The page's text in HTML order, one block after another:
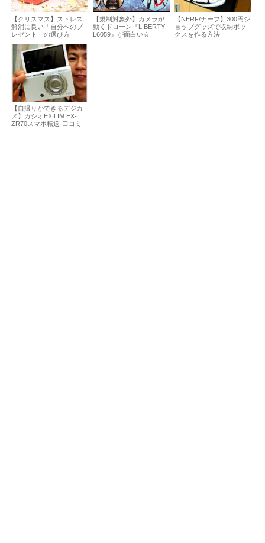
【クリスマス】ストレス
解消に良い「自分へのプ
レゼント」の選び方
【規制対象外】カメラが
動くドローン『LIBERTY
L6059』が面白い☆
【NERF/ナーフ】300円シ
ョップグッズで収納ボッ
クスを作る方法
【自撮りができるデジカ
メ】カシオEXILIM EX-
ZR70スマホ転送-口コミ